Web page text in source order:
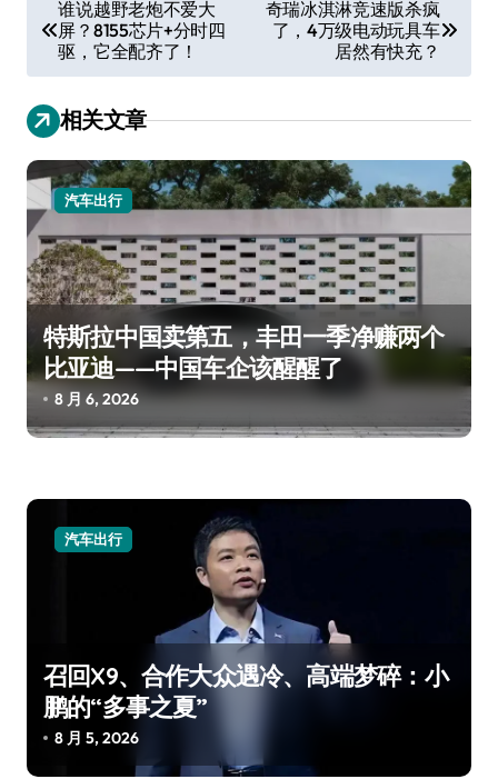
章
导
航
谁说越野老炮不爱大
屏？8155芯片+分时四
驱，它全配齐了！
奇瑞冰淇淋竞速版杀疯
了，4万级电动玩具车
居然有快充？
相关文章
汽车出行
特斯拉中国卖第五，丰田一季净赚两个
比亚迪——中国车企该醒醒了
8 月 6, 2026
汽车出行
召回X9、合作大众遇冷、高端梦碎：小
鹏的“多事之夏”
8 月 5, 2026